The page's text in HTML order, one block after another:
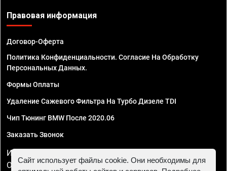
Правовая информация
Договор-Оферта
Политика Конфиденциальности. Согласие На Обработку
Персональных Данных.
Формы Оплаты
Удаление Сажевого Фильтра На Турбо Дизеле TDI
Чип Тюнинг BMW После 2020.06
Заказать Звонок
ИП Смирнов Георгий Павлович. ИНН 781302555843,
ОГРНИП 324470400032610
Сайт использует файлы cookie. Они необходимы для